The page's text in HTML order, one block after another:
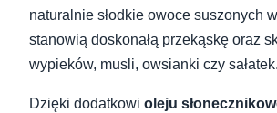
naturalnie słodkie owoce suszonych
stanowią doskonałą przekąskę oraz
wypieków, musli, owsianki czy sałatek.
Dzięki dodatkowi oleju